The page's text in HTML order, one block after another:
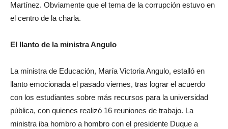
Martínez. Obviamente que el tema de la corrupción estuvo en
el centro de la charla.
El llanto de la ministra Angulo
La ministra de Educación, María Victoria Angulo, estalló en
llanto emocionada el pasado viernes, tras lograr el acuerdo
con los estudiantes sobre más recursos para la universidad
pública, con quienes realizó 16 reuniones de trabajo. La
ministra iba hombro a hombro con el presidente Duque a